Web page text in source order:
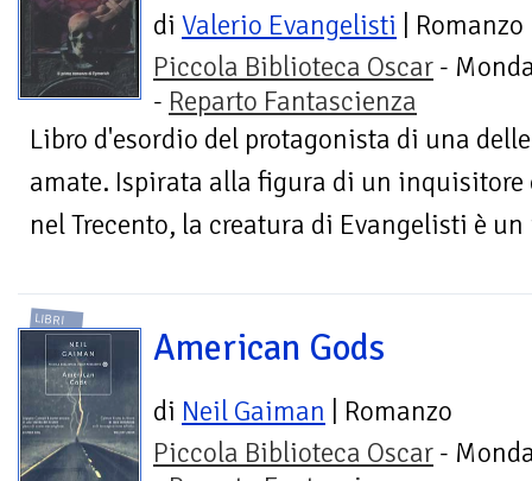
di Valerio Evangelisti | Romanzo
Piccola Biblioteca Oscar -
- Reparto Fantascienza
Libro d'esordio del protagonista di una
amate. Ispirata alla figura di un inquisitore
nel Trecento, la creatura di Evangelisti è
LIBRI
American Gods
di Neil Gaiman | Romanzo
Piccola Biblioteca Oscar -